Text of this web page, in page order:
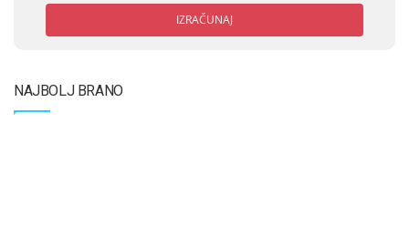
IZRAČUNAJ
NAJBOLJ BRANO